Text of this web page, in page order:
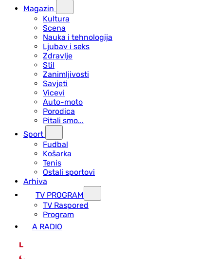
Magazin
Kultura
Scena
Nauka i tehnologija
Ljubav i seks
Zdravlje
Stil
Zanimljivosti
Savjeti
Vicevi
Auto-moto
Porodica
Pitali smo...
Sport
Fudbal
Košarka
Tenis
Ostali sportovi
Arhiva
TV PROGRAM
ТV Raspored
Program
A RADIO
L